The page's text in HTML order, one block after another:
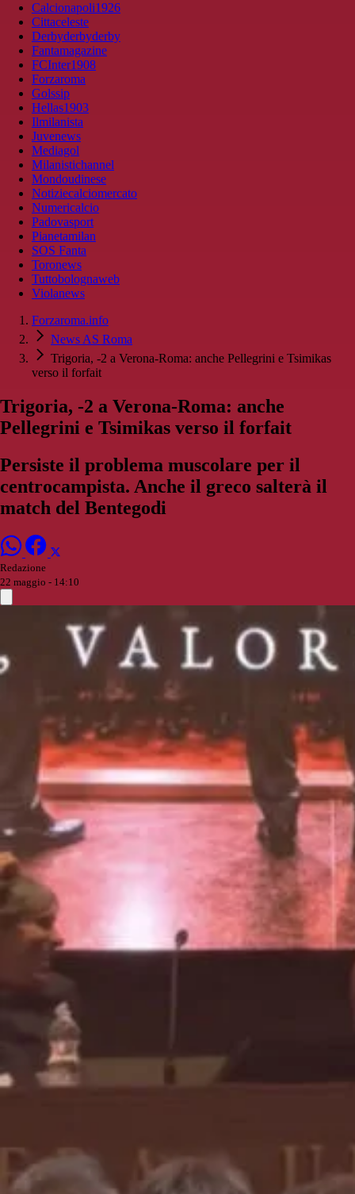
Calcionapoli1926
Cittaceleste
Derbyderbyderby
Fantamagazine
FCInter1908
Forzaroma
Golssip
Hellas1903
Ilmilanista
Juvenews
Mediagol
Milanistichannel
Mondoudinese
Notiziecalciomercato
Numericalcio
Padovasport
Pianetamilan
SOS Fanta
Toronews
Tuttobolognaweb
Violanews
Forzaroma.info
News AS Roma
Trigoria, -2 a Verona-Roma: anche Pellegrini e Tsimikas
verso il forfait
Trigoria, -2 a Verona-Roma: anche
Pellegrini e Tsimikas verso il forfait
Persiste il problema muscolare per il
centrocampista. Anche il greco salterà il
match del Bentegodi
Redazione
22 maggio - 14:10